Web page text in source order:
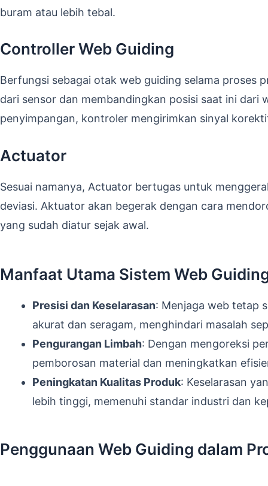
buram atau lebih tebal.
Controller Web Guiding
Berfungsi sebagai otak web guiding selama proses
dari sensor dan membandingkan posisi saat ini
penyimpangan, kontroler mengirimkan sinyal
Actuator
Sesuai namanya, Actuator bertugas untuk
deviasi. Aktuator akan begerak dengan cara
yang sudah diatur sejak awal.
Manfaat Utama Sistem Web
Presisi dan Keselarasan: Menjaga web tetap
akurat dan seragam, menghindari masalah
Pengurangan Limbah: Dengan mengoreksi
pemborosan material dan meningkatkan
Peningkatan Kualitas Produk: Keselarasan
lebih tinggi, memenuhi standar industri dan
Penggunaan Web Guiding dalam